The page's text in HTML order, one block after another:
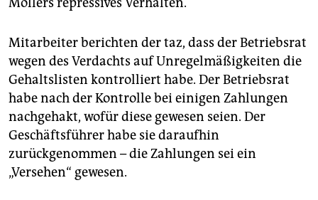
Mitarbeiter berichten der taz, dass der Betriebsrat
wegen des Verdachts auf Unregelmäßigkeiten die
Gehaltslisten kontrolliert habe. Der Betriebsrat
habe nach der Kontrolle bei einigen Zahlungen
nachgehakt, wofür diese gewesen seien. Der
Geschäftsführer habe sie daraufhin
zurückgenommen – die Zahlungen sei ein
„Versehen“ gewesen.